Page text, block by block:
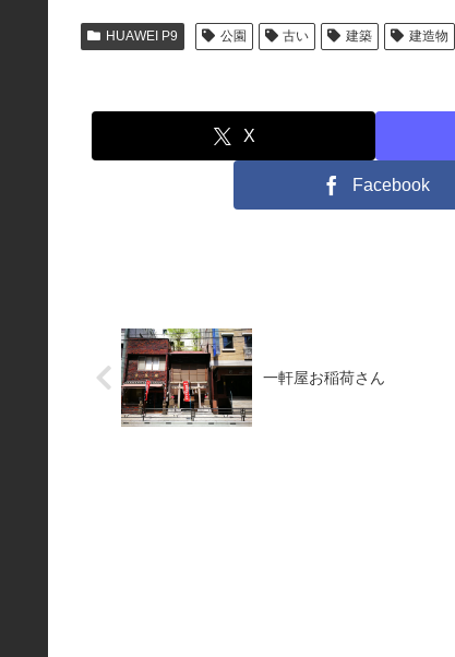
み
中…
HUAWEI P9 公園 古い 建築 建造物
X
Facebook
一軒屋お稲荷さん